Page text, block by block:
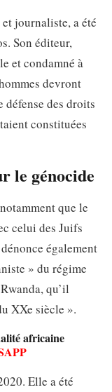
journaliste, a été
Son éditeur,
et condamné à
devront
défense des droits
constituées
le génocide
que le
celui des Juifs
également
» du régime
qu’il
XXe siècle ».
africaine
Elle a été